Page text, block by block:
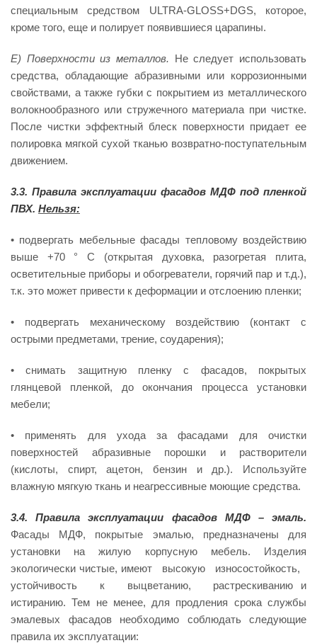
специальным средством ULTRA-GLOSS+DGS, которое,
кроме того, еще и полирует появившиеся царапины.
Е) Поверхности из металлов. Не следует использовать
средства, обладающие абразивными или коррозионными
свойствами, а также губки с покрытием из металлического
волокнообразного или стружечного материала при чистке.
После чистки эффектный блеск поверхности придает ее
полировка мягкой сухой тканью возвратно-поступательным
движением.
3.3. Правила эксплуатации фасадов МДФ под пленкой
ПВХ. Нельзя:
• подвергать мебельные фасады тепловому воздействию
выше +70 ° С (открытая духовка, разогретая плита,
осветительные приборы и обогреватели, горячий пар и т.д.),
т.к. это может привести к деформации и отслоению пленки;
• подвергать механическому воздействию (контакт с
острыми предметами, трение, соударения);
• снимать защитную пленку с фасадов, покрытых
глянцевой пленкой, до окончания процесса установки
мебели;
• применять для ухода за фасадами для очистки
поверхностей абразивные порошки и растворители
(кислоты, спирт, ацетон, бензин и др.). Используйте
влажную мягкую ткань и неагрессивные моющие средства.
3.4.Правила эксплуатации фасадов МДФ – эмаль.
Фасады МДФ, покрытые эмалью, предназначены для
установки на жилую корпусную мебель. Изделия
экологически чистые, имеют высокую износостойкость,
устойчивость к выцветанию, растрескиванию и
истиранию. Тем не менее, для продления срока службы
эмалевых фасадов необходимо соблюдать следующие
правила их эксплуатации: